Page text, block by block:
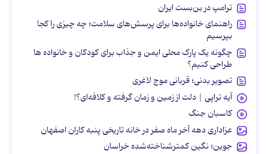
ترامپ در بن‌بست ایران
راهنمای خانواده‌ها برای پرسش‌های سلامت؛ چه چیزی را کجا
بپرسیم
چگونه یک پارک محلی ایمن و جذاب برای کودکان و خانواده ها
طراحی کنیم؟
تصویر بدنی؛ قربانی موج لاغری
آیه تراپی | دلت از زمین و زمان گرفته و کلافه‌ای؟!
کاسبان جنگ
عزاداری دهه آخر ماه صفر در خانه تاریخی پنبه کاران اصفهان
جوین؛ نگین کمترشناخته‌شده خراسان